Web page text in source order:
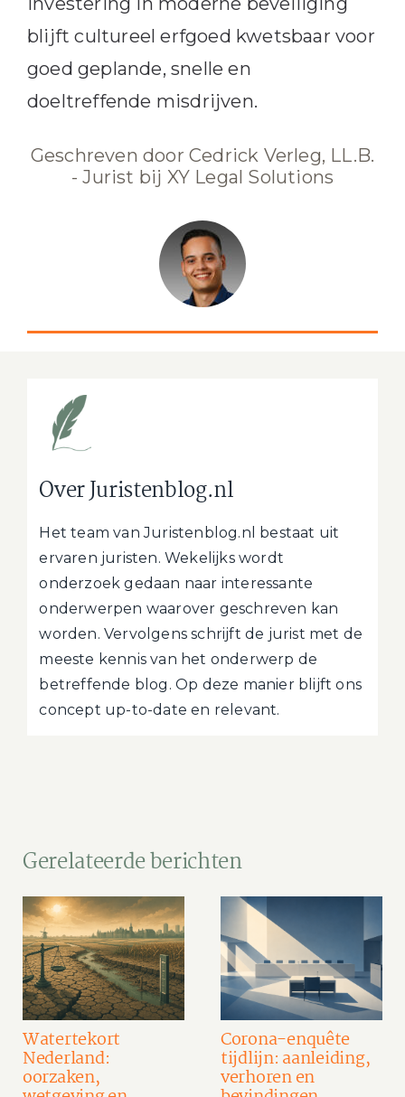
blijft cultureel erfgoed kwetsbaar voor
goed geplande, snelle en
doeltreffende misdrijven.
Geschreven door Cedrick Verleg, LL.B.
- Jurist bij XY Legal Solutions
Over Juristenblog.nl
Het team van Juristenblog.nl bestaat uit
ervaren juristen. Wekelijks wordt
onderzoek gedaan naar interessante
onderwerpen waarover geschreven kan
worden. Vervolgens schrijft de jurist met de
meeste kennis van het onderwerp de
betreffende blog. Op deze manier blijft ons
concept up-to-date en relevant.
Gerelateerde berichten
Watertekort
Nederland:
oorzaken,
Corona-enquête
tijdlijn: aanleiding,
verhoren en